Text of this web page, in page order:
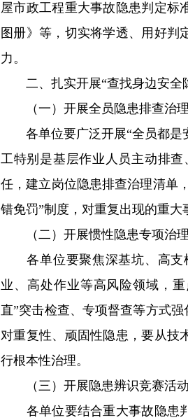
屋市政工程重大事故隐患判定标
图册》等，切实将学透、用好判
力。
二、扎实开展“查找身边安全
（一）开展全员隐患排查治
各单位要广泛开展“全员都是
工特别是基层作业人员主动排
任，建立岗位隐患排查治理清单
错免罚”制度，对重复出现的重
（二）开展惯性隐患专项治
各单位要聚焦深基坑、高支
业、高处作业等高风险领域，
直”突击检查、专项督查等方式
对重复性、顽固性隐患，要从技
行根本性治理。
（三）开展隐患辨识竞赛活
各单位要结合重大事故隐患判